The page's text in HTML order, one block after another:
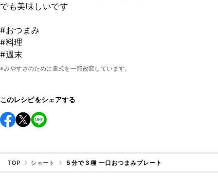
でも美味しいです
#おつまみ
#料理
#週末
※みやすさのために書式を一部改変しています。
このレシピをシェアする
TOP ショート ５分で３種 一口おつまみプレート